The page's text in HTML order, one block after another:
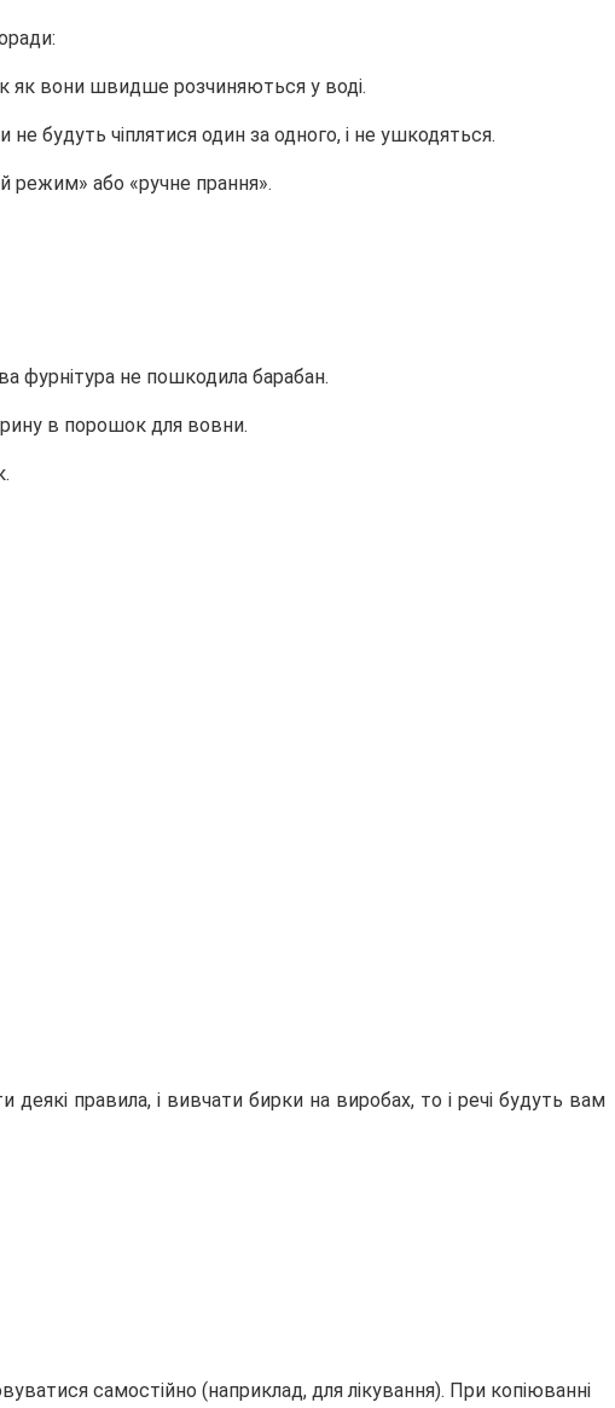
як вони швидше розчиняються у воді.
будуть чіплятися один за одного, і не ушкодяться.
режим» або «ручне прання».
фурнітура не пошкодила барабан.
в порошок для вовни.
правила, і вивчати бирки на виробах, то і речі будуть вам
самостійно (наприклад, для лікування). При копіюванні